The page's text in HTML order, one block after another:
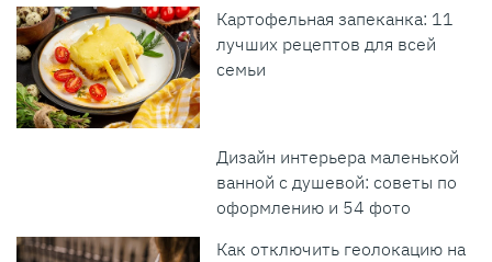
Картофельная запеканка: 11
лучших рецептов для всей
семьи
Дизайн интерьера маленькой
ванной с душевой: советы по
оформлению и 54 фото
Как отключить геолокацию на